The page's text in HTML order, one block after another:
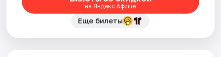
на Яндекс Афише
Еще билеты